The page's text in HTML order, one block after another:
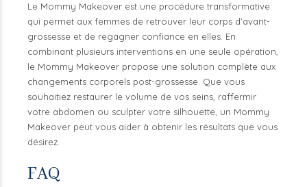
Le Mommy Makeover est une procédure transformative
qui permet aux femmes de retrouver leur corps d’avant-
grossesse et de regagner confiance en elles. En
combinant plusieurs interventions en une seule opération,
le Mommy Makeover propose une solution complète aux
changements corporels post-grossesse. Que vous
souhaitiez restaurer le volume de vos seins, raffermir
votre abdomen ou sculpter votre silhouette, un Mommy
Makeover peut vous aider à obtenir les résultats que vous
désirez.
FAQ